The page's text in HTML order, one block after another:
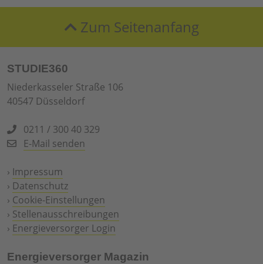
Zum Seitenanfang
STUDIE360
Niederkasseler Straße 106
40547 Düsseldorf
0211 / 300 40 329
E-Mail senden
› Impressum
› Datenschutz
› Cookie-Einstellungen
› Stellenausschreibungen
› Energieversorger Login
Energieversorger Magazin